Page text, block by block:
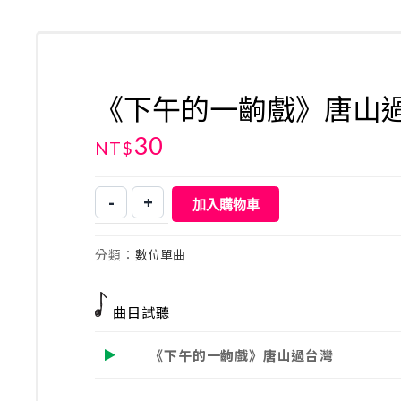
《下午的一齣戲》唐山
NT$30
-
《下
的
齣
戲》
山
+ 加入購物車
分類： 數位單曲
曲目試聽
《下午的一齣戲》唐山過台灣